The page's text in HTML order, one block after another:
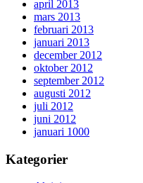
april 2013
mars 2013
februari 2013
januari 2013
december 2012
oktober 2012
september 2012
augusti 2012
juli 2012
juni 2012
januari 1000
Kategorier